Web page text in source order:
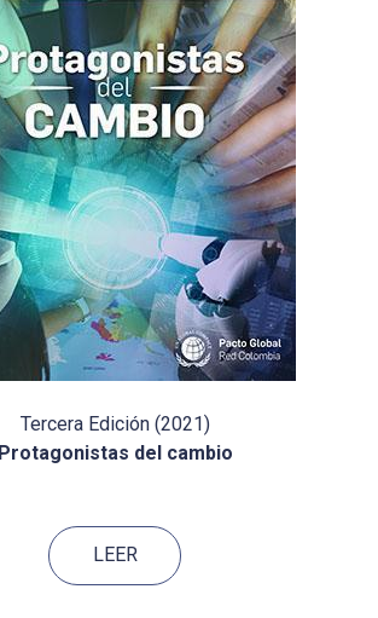
Tercera Edición (2021)
Protagonistas del cambio
LEER